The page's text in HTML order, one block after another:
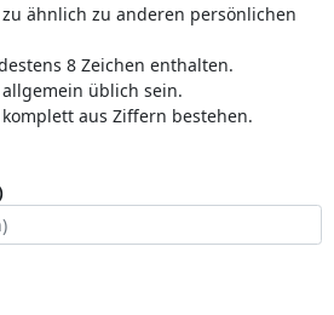
ähnlich zu anderen persönlichen
8 Zeichen enthalten.
üblich sein.
aus Ziffern bestehen.